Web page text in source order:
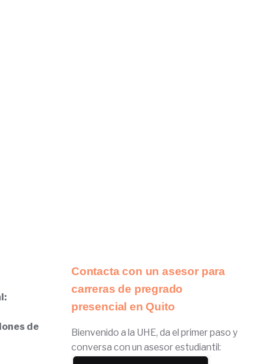
de
Contacta con un asesor para
carreras de pregrado
presencial en Quito
Bienvenido a la UHE, da el primer paso y
conversa con un asesor estudiantil: